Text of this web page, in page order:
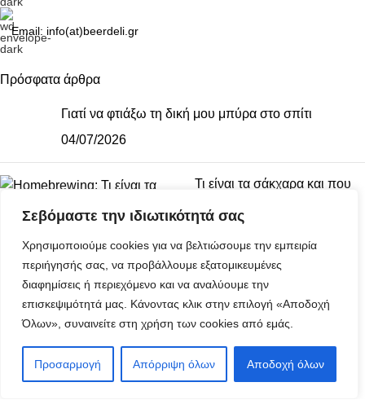
Σεβόμαστε την ιδιωτικότητά σας
Χρησιμοποιούμε cookies για να βελτιώσουμε την εμπειρία
περιήγησής σας, να προβάλλουμε εξατομικευμένες
διαφημίσεις ή περιεχόμενο και να αναλύουμε την
επισκεψιμότητά μας. Κάνοντας κλικ στην επιλογή «Αποδοχή
Όλων», συναινείτε στη χρήση των cookies από εμάς.
Προσαρμογή Απόρριψη όλων Αποδοχή όλων
Email: info(at)beerdeli.gr
Πρόσφατα άρθρα
Γιατί να φτιάξω τη δική μου μπύρα στο σπίτι
04/07/2026
Τι είναι τα σάκχαρα και που
04/07/2026
ΠΡΟΪΟΝΤΑ
Εξοπλισμός Ζυθοποίησης
Έτοιμα Κιτ